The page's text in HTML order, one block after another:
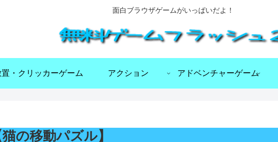
面白ブラウザゲームがいっぱいだよ！
置・クリッカーゲーム アクション アドベンチャーゲーム
の移動パズル】